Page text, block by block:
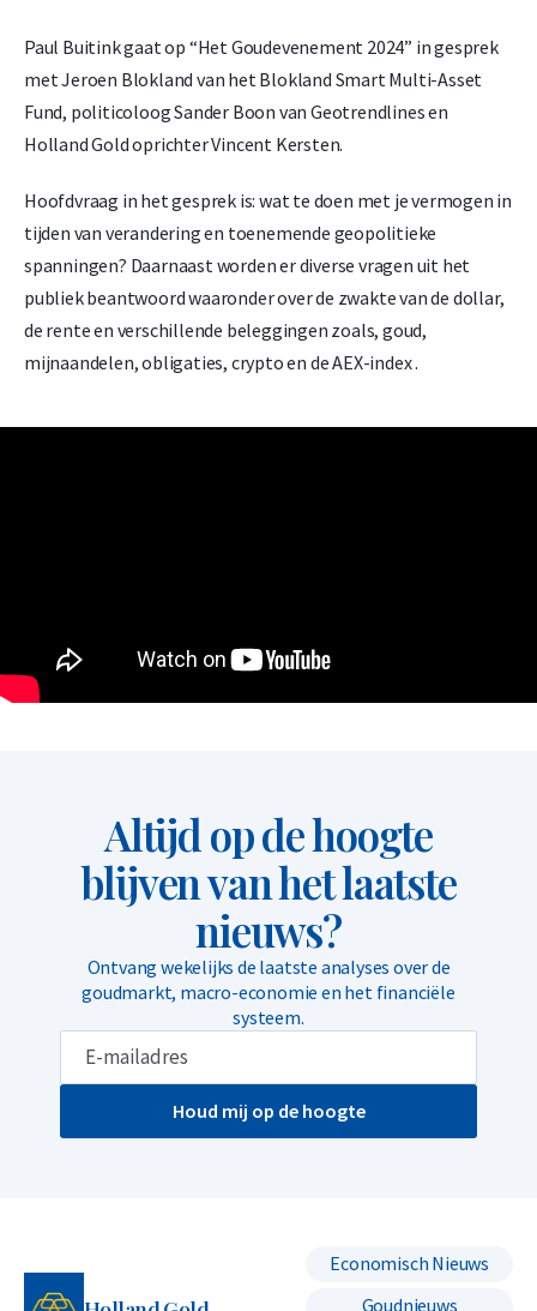
Paul Buitink gaat op “Het Goudevenement 2024” in gesprek
met Jeroen Blokland van het Blokland Smart Multi-Asset
Fund, politicoloog Sander Boon van Geotrendlines en
Holland Gold oprichter Vincent Kersten.
Hoofdvraag in het gesprek is: wat te doen met je vermogen in
tijden van verandering en toenemende geopolitieke
spanningen? Daarnaast worden er diverse vragen uit het
publiek beantwoord waaronder over de zwakte van de dollar,
de rente en verschillende beleggingen zoals, goud,
mijnaandelen, obligaties, crypto en de AEX-index .
Altijd op de hoogte
blijven van het laatste
nieuws?
Ontvang wekelijks de laatste analyses over de
goudmarkt, macro-economie en het financiële
systeem.
Houd mij op de hoogte
Economisch Nieuws
Goudnieuws